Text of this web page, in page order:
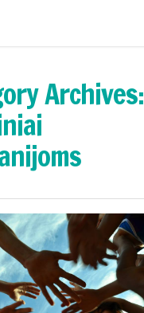
Archives: